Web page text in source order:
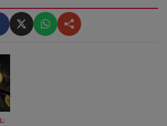
Lucrez în jurnalism de 3 ani, ...